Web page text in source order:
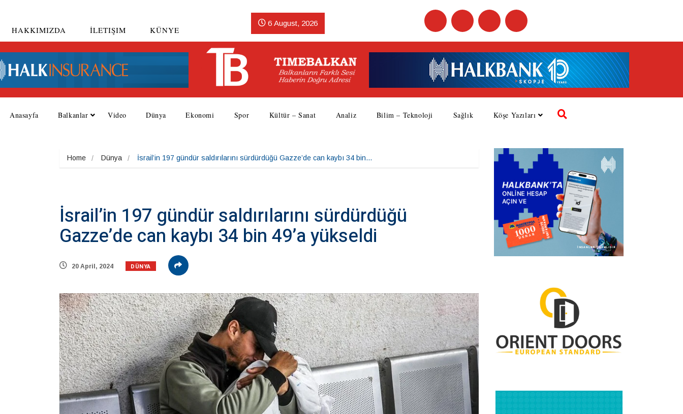
HAKKIMIZDA İLETIŞIM KÜNYE
6 August, 2026
Anasayfa Balkanlar Video Dünya Ekonomi Spor Kültür – Sanat Analiz Bilim – Teknoloji Sağlık Köşe Yazıları
Home Dünya İsrail’in 197 gündür saldırılarını sürdürdüğü Gazze’de can kaybı 34 bin…
İsrail’in 197 gündür saldırılarını sürdürdüğü
Gazze’de can kaybı 34 bin 49’a yükseldi
20 April, 2024 DÜNYA